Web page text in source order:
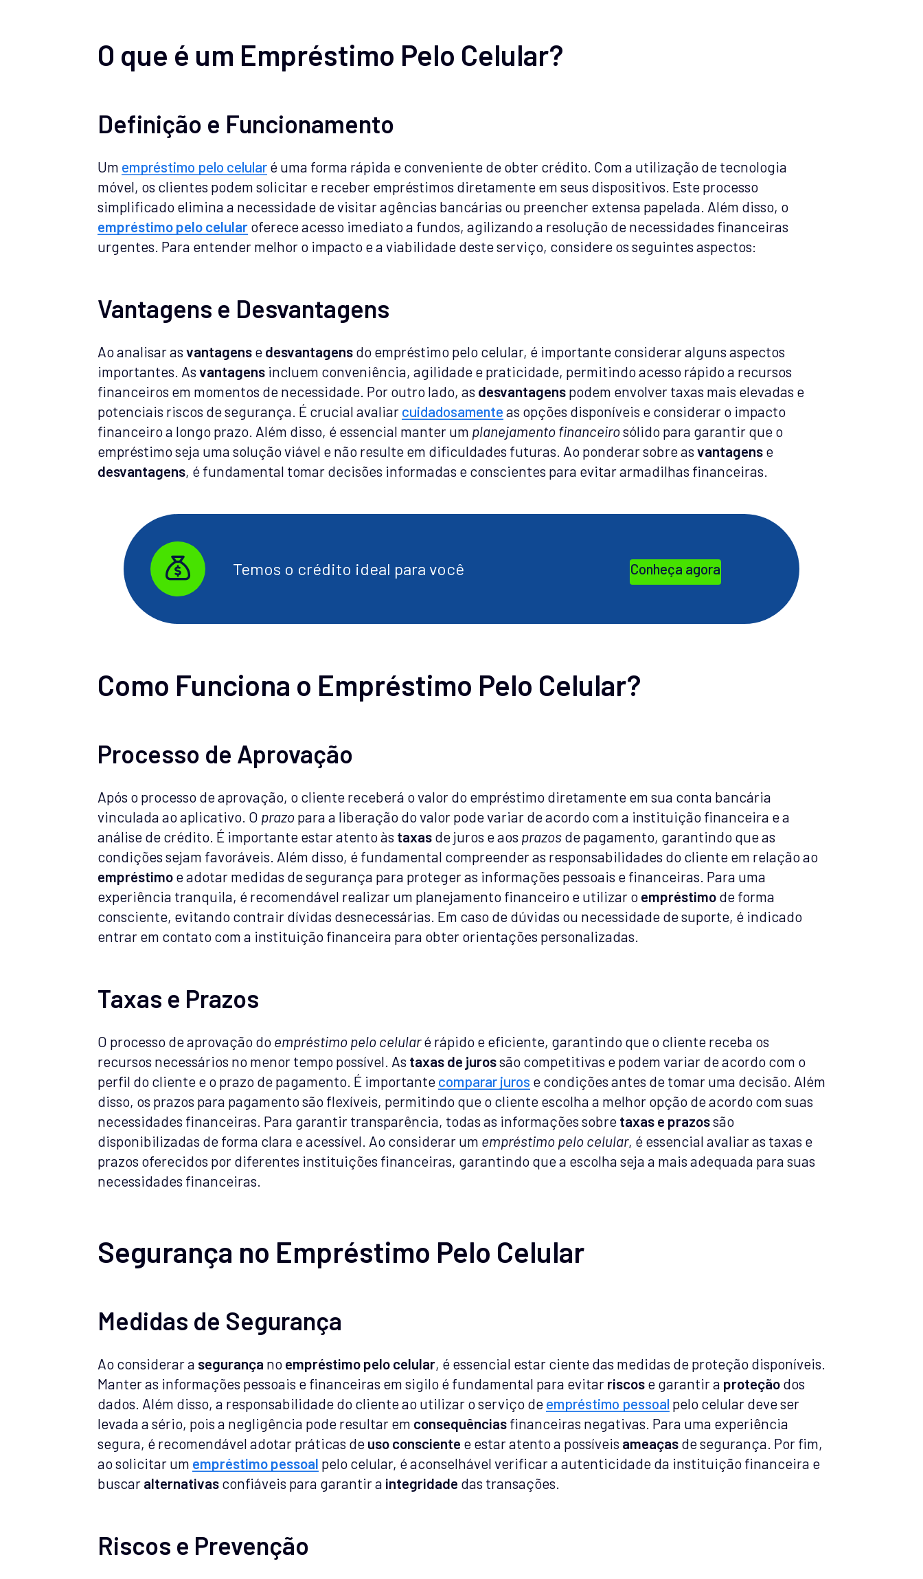
O que é um Empréstimo Pelo Celular?
Definição e Funcionamento
Um empréstimo pelo celular é uma forma rápida e conveniente de obter crédito. Com a utilização de tecnologia
móvel, os clientes podem solicitar e receber empréstimos diretamente em seus dispositivos. Este processo
simplificado elimina a necessidade de visitar agências bancárias ou preencher extensa papelada. Além disso, o
empréstimo pelo celular oferece acesso imediato a fundos, agilizando a resolução de necessidades financeiras
urgentes. Para entender melhor o impacto e a viabilidade deste serviço, considere os seguintes aspectos:
Vantagens e Desvantagens
Ao analisar as vantagens e desvantagens do empréstimo pelo celular, é importante considerar alguns aspectos
importantes. As vantagens incluem conveniência, agilidade e praticidade, permitindo acesso rápido a recursos
financeiros em momentos de necessidade. Por outro lado, as desvantagens podem envolver taxas mais elevadas e
potenciais riscos de segurança. É crucial avaliar cuidadosamente as opções disponíveis e considerar o impacto
financeiro a longo prazo. Além disso, é essencial manter um planejamento financeirosólido para garantir que o
empréstimo seja uma solução viável e não resulte em dificuldades futuras. Ao ponderar sobre as vantagens e
desvantagens, é fundamental tomar decisões informadas e conscientes para evitar armadilhas financeiras.
Temos o crédito ideal para você Conheça agora
Como Funciona o Empréstimo Pelo Celular?
Processo de Aprovação
Após o processo de aprovação, o cliente receberá o valor do empréstimo diretamente em sua conta bancária
vinculada ao aplicativo. O prazo para a liberação do valor pode variar de acordo com a instituição financeira e a
análise de crédito. É importante estar atento às taxas de juros e aos prazos de pagamento, garantindo que as
condições sejam favoráveis. Além disso, é fundamental compreender as responsabilidades do cliente em relação ao
empréstimo e adotar medidas de segurança para proteger as informações pessoais e financeiras. Para uma
experiência tranquila, é recomendável realizar um planejamento financeiro e utilizar o empréstimo de forma
consciente, evitando contrair dívidas desnecessárias. Em caso de dúvidas ou necessidade de suporte, é indicado
entrar em contato com a instituição financeira para obter orientações personalizadas.
Taxas e Prazos
O processo de aprovação do empréstimo pelo celularé rápido e eficiente, garantindo que o cliente receba os
recursos necessários no menor tempo possível. As taxas de jurossão competitivas e podem variar de acordo com o
perfil do cliente e o prazo de pagamento. É importante comparar juros e condições antes de tomar uma decisão. Além
disso, os prazos para pagamento são flexíveis, permitindo que o cliente escolha a melhor opção de acordo com suas
necessidades financeiras. Para garantir transparência, todas as informações sobre taxas e prazossão
disponibilizadas de forma clara e acessível. Ao considerar um empréstimo pelo celular, é essencial avaliar as taxas e
prazos oferecidos por diferentes instituições financeiras, garantindo que a escolha seja a mais adequada para suas
necessidades financeiras.
Segurança no Empréstimo Pelo Celular
Medidas de Segurança
Ao considerar a segurança no empréstimo pelo celular, é essencial estar ciente das medidas de proteção disponíveis.
Manter as informações pessoais e financeiras em sigilo é fundamental para evitar riscos e garantir a proteção dos
dados. Além disso, a responsabilidade do cliente ao utilizar o serviço de empréstimo pessoal pelo celular deve ser
levada a sério, pois a negligência pode resultar em consequências financeiras negativas. Para uma experiência
segura, é recomendável adotar práticas de uso consciente e estar atento a possíveis ameaças de segurança. Por fim,
ao solicitar um empréstimo pessoal pelo celular, é aconselhável verificar a autenticidade da instituição financeira e
buscar alternativas confiáveis para garantir a integridade das transações.
Riscos e Prevenção